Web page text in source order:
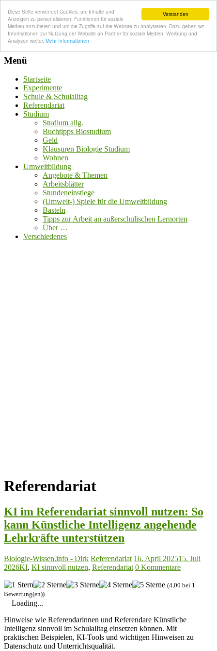
Verstanden
Diese Seite verwendet Cookies, um Inhalte und
Anzeigen zu personalisieren, Funktionen für soziale
Medien anzubieten und um die Zugriffe auf die Website zu analysieren. Dazu geben wir
Informationen zur Nutzung der Website an Partner für soziale Medien, Werbung und
Analysen weiter. Mehr Informationen
Menü
Startseite
Experimente
Schule & Schulalltag
Referendariat
Studium
Studium allg.
Buchtipps Biostudium
Geld
Klausuren Biologie Studium
Wohnen
Umweltbildung
Angebote & Themen
Arbeitsblätter
Stundeneinstiege
(Umwelt-) Spiele für die Umweltbildung
Basteln
Tipps zur Arbeit an außerschulischen Lernorten
Über …
Verschiedenes
Referendariat
KI im Referendariat sinnvoll nutzen: So
kann Künstliche Intelligenz angehende
Lehrkräfte unterstützen
Biologie-Wissen.info - Dirk Referendariat 16. April 202515. Juli
2026KI, KI sinnvoll nutzen, Referendariat 0 Kommentare
(4,00 bei 1
Bewertung(en))
Loading...
Hinweise wie Referendarinnen und Referendare Künstliche
Intelligenz sinnvoll im Schulalltag einsetzen können. Mit
praktischen Beispielen, KI-Tools und wichtigen Hinweisen zu
Datenschutz und Unterrichtsqualität.